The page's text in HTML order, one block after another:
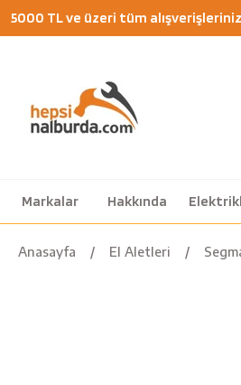
5000 TL ve üzeri tüm
Markalar Hakkında
Anasayfa El Aletleri